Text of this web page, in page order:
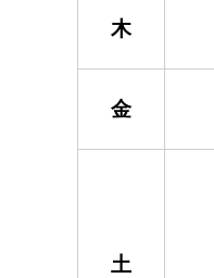
木
金
土